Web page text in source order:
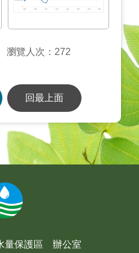
瀏覽人次：272
回最上面
量保護區 辦公室